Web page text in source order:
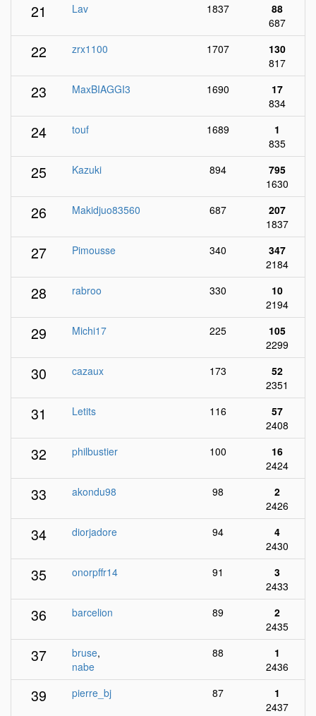
21 Lav 1837
88
687
22 zrx1100 1707
130
817
23 MaxBIAGGI3 1690
17
834
24 touf 1689
1
835
25 Kazuki 894
795
1630
26 Makidjuo83560 687
207
1837
27 Pimousse 340
347
2184
28 rabroo 330
10
2194
29 Michi17 225
105
2299
30 cazaux 173
52
2351
31 Letits 116
57
2408
32 philbustier 100
16
2424
33 akondu98 98
2
2426
34 diorjadore 94
4
2430
35 onorpffr14 91
3
2433
36 barcelion 89
2
2435
37 bruse,
nabe
88
1
2436
39 pierre_bj 87
1
2437